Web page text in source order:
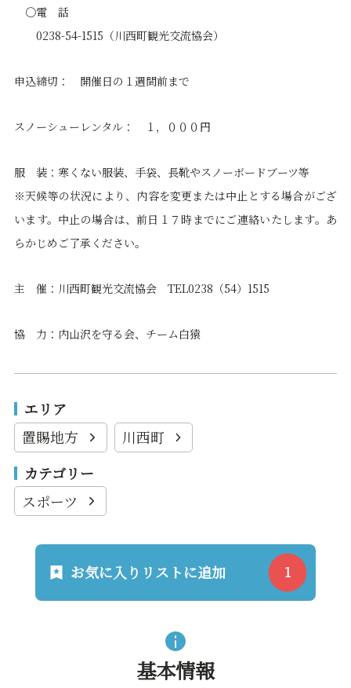
〇電 話
0238-54-1515（川西町観光交流協会）
申込締切： 開催日の１週間前まで
スノーシューレンタル： １，０００円
服 装：寒くない服装、手袋、長靴やスノーボードブーツ等
※天候等の状況により、内容を変更または中止とする場合がござ
います。中止の場合は、前日１７時までにご連絡いたします。あ
らかじめご了承ください。
主 催：川西町観光交流協会 TEL0238（54）1515
協 力：内山沢を守る会、チーム白猿
エリア
置賜地方
川西町
カテゴリー
スポーツ
お気に入りリストに追加
基本情報